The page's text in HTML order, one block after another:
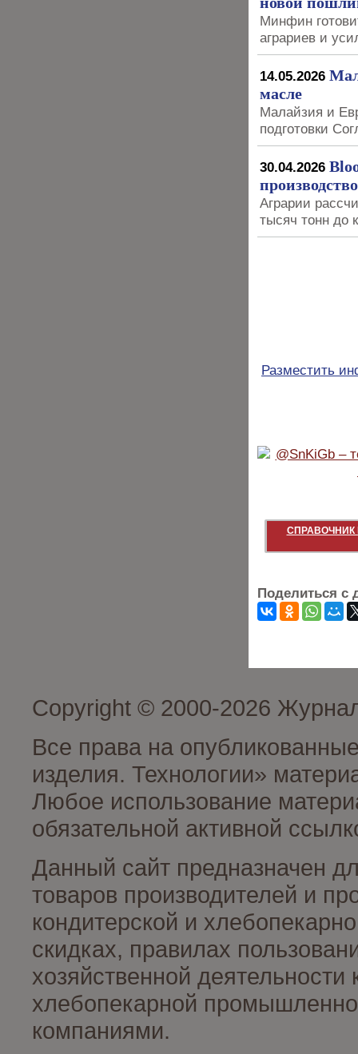
Минфин
аграриев и
14.05.2026
масле
Малайзия и
подготовки
30.04.2026
Аграрии
тысяч тонн до
Разместить
СПРАВОЧНИК
Поделиться с
Copyright © 2000-2026
Все права на
изделия. Технологии»
Любое использование
обязательной активной
Данный сайт предназначен
товаров производителей и
кондитерской и
скидках, правилах
хозяйственной
хлебопекарной
компаниями.